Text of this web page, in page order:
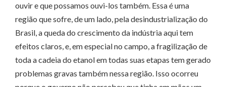
ouvir e que possamos ouvi-los também. Essa é uma
região que sofre, de um lado, pela desindustrialização do
Brasil, a queda do crescimento da indústria aqui tem
efeitos claros, e, em especial no campo, a fragilização de
toda a cadeia do etanol em todas suas etapas tem gerado
problemas gravas também nessa região. Isso ocorreu